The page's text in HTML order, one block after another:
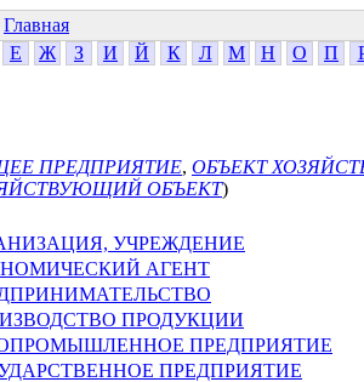
Главная
Е Ж З И Й К Л М Н О П
ПРЕДПРИЯТИЕ, ОБЪЕКТ
ОБЪЕКТ)
УЧРЕЖДЕНИЕ
АГЕНТ
ПРОДУКЦИИ
ПРЕДПРИЯТИЕ
ПРЕДПРИЯТИЕ